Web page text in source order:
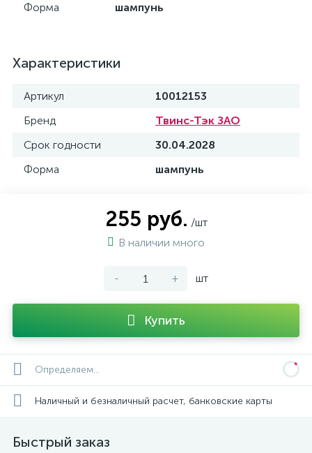
Форма
шампунь
Характеристики
Артикул
10012153
Бренд
Твинс-Тэк ЗАО
Срок годности
30.04.2028
Форма
шампунь
255 руб. /шт
В наличии много
- + шт
Купить
Определяем...
Наличный и безналичный расчет, банковские карты
Быстрый заказ